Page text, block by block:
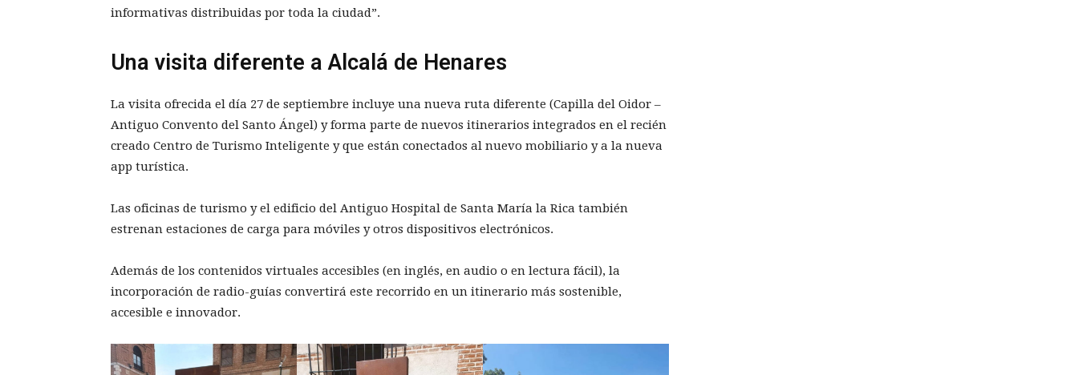
informativas distribuidas por toda la ciudad”.
Una visita diferente a Alcalá de Henares
La visita ofrecida el día 27 de septiembre incluye una nueva ruta diferente (Capilla del Oidor –
Antiguo Convento del Santo Ángel) y forma parte de nuevos itinerarios integrados en el recién
creado Centro de Turismo Inteligente y que están conectados al nuevo mobiliario y a la nueva
app turística.
Las oficinas de turismo y el edificio del Antiguo Hospital de Santa María la Rica también
estrenan estaciones de carga para móviles y otros dispositivos electrónicos.
Además de los contenidos virtuales accesibles (en inglés, en audio o en lectura fácil), la
incorporación de radio-guías convertirá este recorrido en un itinerario más sostenible,
accesible e innovador.